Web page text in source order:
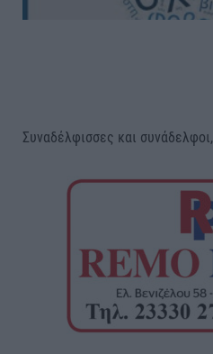
Συναδέλφισσες και συνάδελφοι,